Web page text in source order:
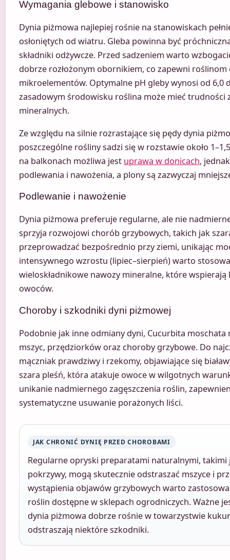
Wymagania glebowe i stanowisko
Dynia piżmowa najlepiej rośnie na stanowiskach
osłoniętych od wiatru. Gleba powinna być
składniki odżywcze. Przed sadzeniem warto
dobrze rozłożonym obornikiem, co zapewni
mikroelementów. Optymalne pH gleby wynosi od 6,0
zasadowym środowisku roślina może mieć trudności
mineralnych.
Ze względu na silnie rozrastające się pędy dynia
poszczególne rośliny sadzi się w rozstawie około
na balkonach możliwa jest uprawa w donicach,
podlewania i nawożenia, a plony są zazwyczaj
Podlewanie i nawożenie
Dynia piżmowa preferuje regularne, ale nie
sprzyja rozwojowi chorób grzybowych, takich jak
przeprowadzać bezpośrednio przy ziemi, unikając
intensywnego wzrostu (lipiec–sierpień) warto
wieloskładnikowe nawozy mineralne, które
owoców.
Choroby i szkodniki dyni piżmowej
Podobnie jak inne odmiany dyni, Cucurbita moschata
mszyc, przędziorków oraz choroby grzybowe. Do
mączniak prawdziwy i rzekomy, objawiające się
szara pleśń, która atakuje owoce w wilgotnych
unikanie nadmiernego zagęszczenia roślin,
systematyczne usuwanie porażonych liści.
JAK CHRONIĆ DYNIĘ PRZED CHOROBAMI
Regularne opryski preparatami naturalnymi, takimi
pokrzywy, mogą skutecznie odstraszać mszyce i
wystąpienia objawów grzybowych warto
roślin dostępne w sklepach ogrodniczych. Ważne
dynia piżmowa dobrze rośnie w towarzystwie
odstraszają niektóre szkodniki.